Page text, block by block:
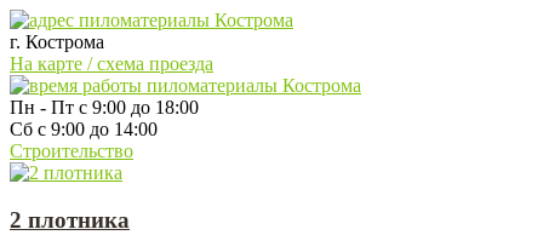
г. Кострома
На карте / схема проезда
Пн - Пт с 9:00 до 18:00
Сб с 9:00 до 14:00
Строительство
2 плотника